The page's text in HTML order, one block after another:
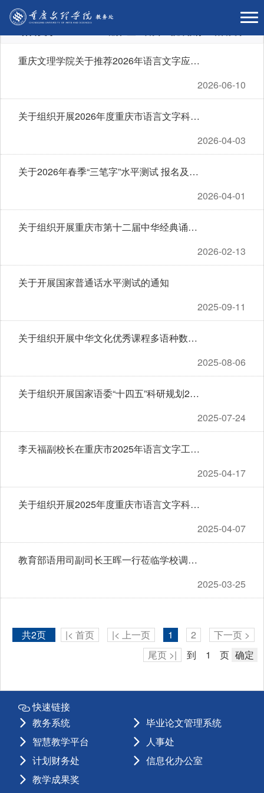
重庆文理学院关于推荐2026年语言文字应用研究高层次人才培养项目留学人员的通知
2026-06-10
关于组织开展2026年度重庆市语言文字科研项目申报工作的通知
2026-04-03
关于2026年春季“三笔字”水平测试 报名及相关事宜的通知
2026-04-01
关于组织开展重庆市第十二届中华经典诵写讲大赛校内选拔赛的通知
2026-02-13
关于开展国家普通话水平测试的通知
2025-09-11
关于组织开展中华文化优秀课程多语种数字化全球传播计划项目申报的通知
2025-08-06
关于组织开展国家语委“十四五”科研规划2025年选题指南项目申报工作的通知
2025-07-24
李天福副校长在重庆市2025年语言文字工作会议暨重庆市全国语言文字使用情况调查工作布置会上作经验交流
2025-04-17
关于组织开展2025年度重庆市语言文字科研项目申报工作的通知
2025-04-07
教育部语用司副司长王晖一行莅临学校调研语言文字工作
2025-03-25
共2页 |< 首页 |< 上一页 1 2
下一页 >
尾页 >|
到 页 确定
快速链接
教务系统
毕业论文管理系统
智慧教学平台
人事处
计划财务处
信息化办公室
教学成果奖